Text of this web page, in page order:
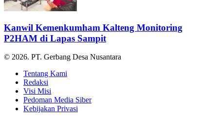
Kanwil Kemenkumham Kalteng Monitoring
P2HAM di Lapas Sampit
© 2026. PT. Gerbang Desa Nusantara
Tentang Kami
Redaksi
Visi Misi
Pedoman Media Siber
Kebijakan Privasi